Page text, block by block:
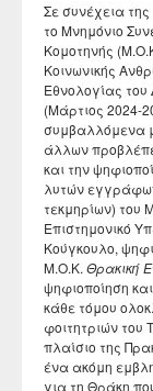
Σε συνέχεια
το Μνημόνιο
Κομοτηνής
Κοινωνικής
Εθνολογίας του
(Μάρτιος 2024-
συμβαλλόμενα
άλλων
και την
λυτών
τεκμηρίων) του
Επιστημονικό
Κούγκουλο,
Μ.Ο.Κ. Θρακική
ψηφιοποίηση
κάθε τόμου
φοιτητριών του
πλαίσιο της
ένα ακόμη
για τη Θράκη